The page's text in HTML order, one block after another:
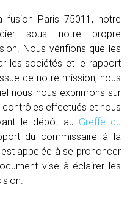
fusion Paris 75011, notre
sous notre propre
Nous vérifions que les
les sociétés et le rapport
de notre mission, nous
nous nous exprimons sur
contrôles effectués et nous
le dépôt au Greffe du
du commissaire à la
est appelée à se prononcer
vise à éclairer les